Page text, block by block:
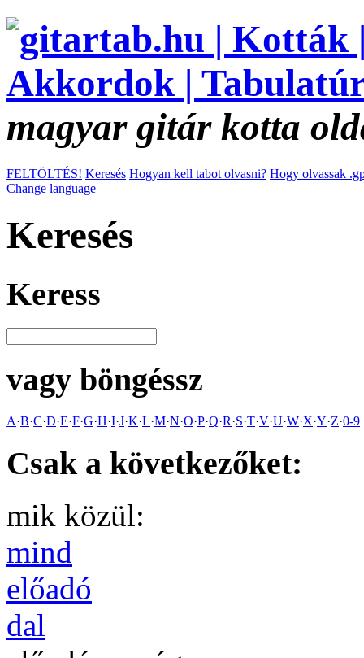
magyar gitár kotta
FELTÖLTÉS! Keresés Hogyan kell tabot olvasni? Hogy olvassak
Change language
Keresés
Keress
vagy böngéssz
A·B·C·D·E·F·G·H·I·J·K·L·M·N·O·P·Q·R·S·T·V·U·W·X·Y·Z·0-9
Csak a következőket:
mik közül:
mind
előadó
dal